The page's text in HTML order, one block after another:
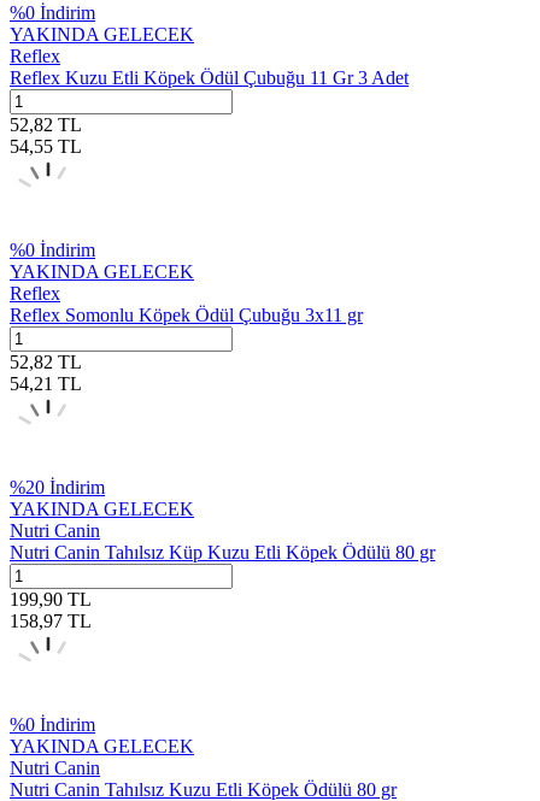
%0 İndirim
YAKINDA GELECEK
Reflex
Reflex Kuzu Etli Köpek Ödül Çubuğu 11 Gr 3 Adet
52,82 TL
54,55 TL
%0 İndirim
YAKINDA GELECEK
Reflex
Reflex Somonlu Köpek Ödül Çubuğu 3x11 gr
52,82 TL
54,21 TL
%20 İndirim
YAKINDA GELECEK
Nutri Canin
Nutri Canin Tahılsız Küp Kuzu Etli Köpek Ödülü 80 gr
199,90 TL
158,97 TL
%0 İndirim
YAKINDA GELECEK
Nutri Canin
Nutri Canin Tahılsız Kuzu Etli Köpek Ödülü 80 gr